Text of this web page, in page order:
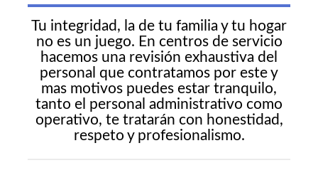
Tu integridad, la de tu familia y tu hogar
no es un juego. En centros de servicio
hacemos una revisión exhaustiva del
personal que contratamos por este y
mas motivos puedes estar tranquilo,
tanto el personal administrativo como
operativo, te tratarán con honestidad,
respeto y profesionalismo.